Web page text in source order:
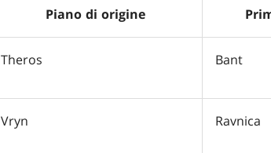
Piano di origine
Theros Bant
Vryn Ravnica